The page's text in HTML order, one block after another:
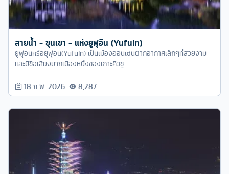
สายน้ำ - ขุนเขา - แห่งยูฟุอิน (Yufuin)
ยูฟุอินหรือยุฟุอิน(Yufuin) เป็นเมืองออนเซนตากอากาศเล็กๆที่สวยงาม
และมีชื่อเสียงมากเมืองหนึ่งของเกาะคิวชู
18 ก.พ. 2026 8,287